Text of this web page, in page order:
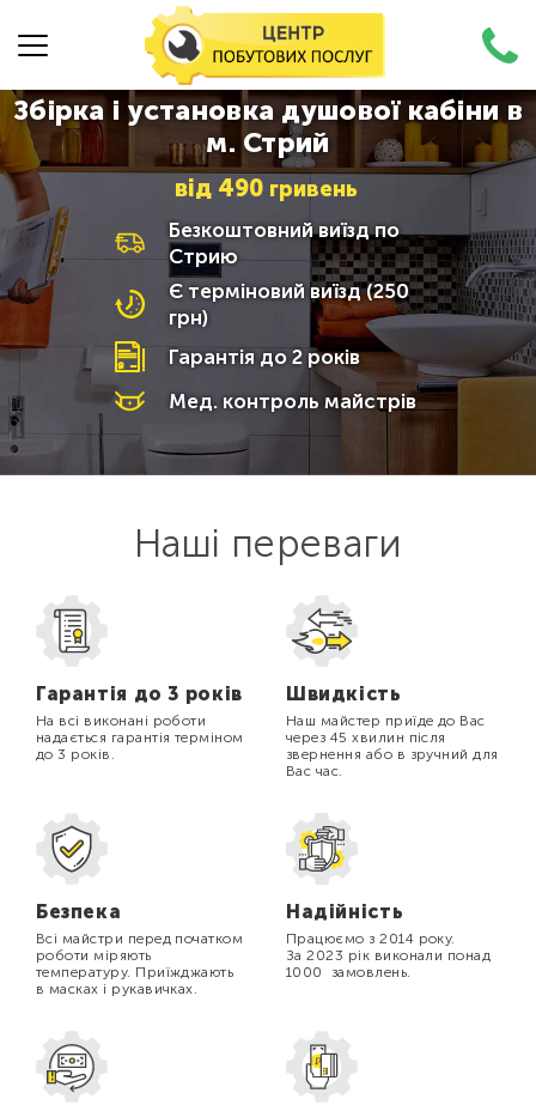
Збірка і установка душової кабіни в
м. Стрий
від 490 гривень
Безкоштовний виїзд по
Стрию
Є терміновий виїзд (250
грн)
Гарантія до 2 років
Мед. контроль майстрів
Наші переваги
Гарантія до 3 років
На всі виконані роботи
надається гарантія терміном
до 3 років.
Швидкість
Наш майстер приїде до Вас
через 45 хвилин після
звернення або в зручний для
Вас час.
Безпека
Всі майстри перед початком
роботи міряють
температуру. Приїжджають
в масках і рукавичках.
Надійність
Працюємо з 2014 року.
За 2023 рік виконали понад
1000 замовлень.